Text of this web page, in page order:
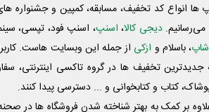
انواع کد تخفیف، مسابقه، کمپین و جشنواره
می‌رسانیم. دیجی کالا، اسنپ، اسنپ فود، تپسی،
، باسلام و ازکی از جمله این وبسایت ‌هاست.
تخفیف ها در گروه تاکسی اینترنتی،
کتاب و کتابخوانی و ... دسترسی پیدا کنند.
بر کمک به بهتر شناخته شدن فروشگاه ها در